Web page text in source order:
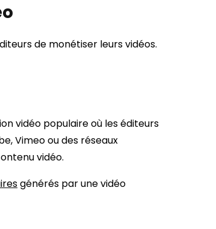
de monétiser leurs vidéos.
vidéo populaire où les éditeurs
Vimeo ou des réseaux
vidéo.
générés par une vidéo